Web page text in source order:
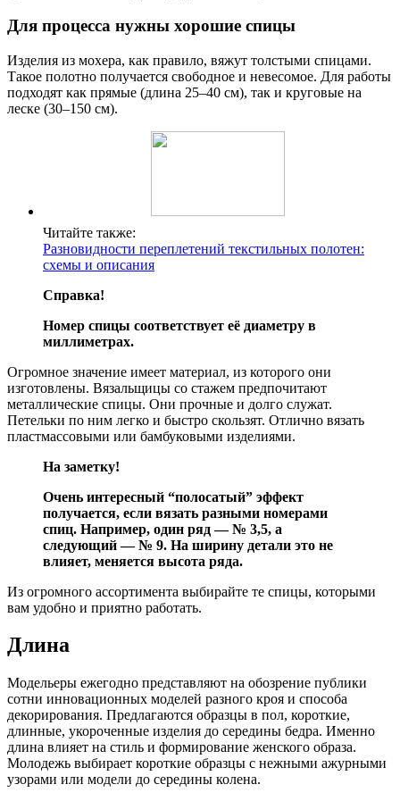
Для процесса нужны хорошие спицы
Изделия из мохера, как правило, вяжут толстыми спицами.
Такое полотно получается свободное и невесомое. Для работы
подходят как прямые (длина 25–40 см), так и круговые на
леске (30–150 см).
Читайте также:
Разновидности переплетений текстильных полотен:
схемы и описания
Справка!
Номер спицы соответствует её диаметру в
миллиметрах.
Огромное значение имеет материал, из которого они
изготовлены. Вязальщицы со стажем предпочитают
металлические спицы. Они прочные и долго служат.
Петельки по ним легко и быстро скользят. Отлично вязать
пластмассовыми или бамбуковыми изделиями.
На заметку!
Очень интересный “полосатый” эффект
получается, если вязать разными номерами
спиц. Например, один ряд — № 3,5, а
следующий — № 9. На ширину детали это не
влияет, меняется высота ряда.
Из огромного ассортимента выбирайте те спицы, которыми
вам удобно и приятно работать.
Длина
Модельеры ежегодно представляют на обозрение публики
сотни инновационных моделей разного кроя и способа
декорирования. Предлагаются образцы в пол, короткие,
длинные, укороченные изделия до середины бедра. Именно
длина влияет на стиль и формирование женского образа.
Молодежь выбирает короткие образцы с нежными ажурными
узорами или модели до середины колена.